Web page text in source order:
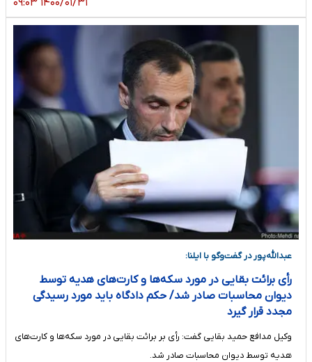
۱۴۰۰/۰۱/۳۱ ۰۹:۰۳
عبدالله‌پور در گفت‌وگو با ایلنا:
رأی برائت بقایی در مورد سکه‌ها و کارت‌های هدیه توسط
دیوان محاسبات صادر شد/ حکم دادگاه باید مورد رسیدگی
مجدد قرار گیرد
وکیل مدافع حمید بقایی گفت: رأی بر برائت بقایی در مورد سکه‌ها و کارت‌های
هدیه توسط دیوان محاسبات صادر شد.